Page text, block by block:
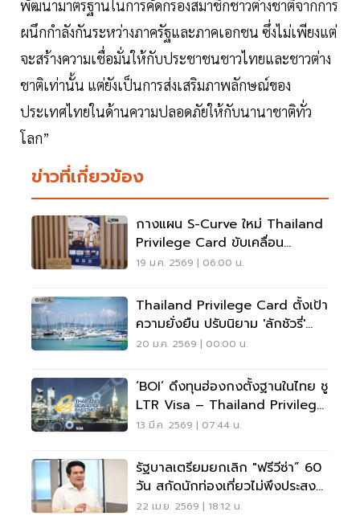
พัฒนามาตรฐานในการคัดกรองสมาชิกชาวต่างชาติจากการ
ผนึกกำลังกันระหว่างภาครัฐและภาคเอกชน ซึ่งไม่เพียงแต่
จะสร้างความเชื่อมั่นให้กับประชาชนชาวไทยและชาวต่าง
ชาติเท่านั้น แต่ยังเป็นการส่งเสริมภาพลักษณ์ของ
ประเทศไทยในด้านความปลอดภัยให้กับนานาชาติทั่ว
โลก”
ข่าวที่เกี่ยวข้อง
กางแผน S-Curve ใหม่ Thailand
Privilege Card ขับเคลื่อน
เศรษฐกิจ 5 หมื่นล้าน
19 ม.ค. 2569 | 06:00 น.
Thailand Privilege Card ตั้งเป้า
ความยั่งยืน ปรับนิยาม 'ลักชัวรี่'
ตอบโจทย์เทรนด์โลก
20 ม.ค. 2569 | 00:00 น.
‘BOI’ ดึงทุนฮ่องกงตั้งฐานในไทย ชู
LTR Visa – Thailand Privilege
ดูดนักธุรกิจระดับโลก
13 มี.ค. 2569 | 07:44 น.
รัฐบาลเตรียมยกเลิก "ฟรีวีซ่า” 60
วัน สกัดนักท่องเที่ยวไม่พึงประสงค์
ดันไทยเที่ยวไทย
22 เม.ย. 2569 | 18:12 น.